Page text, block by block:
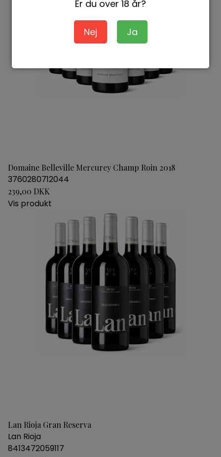
Er du over 18 år?
Nej Ja
Domaine Belleville Mercurey Champ Roin 2018
3760280712044
239,00 DKK
Vis produkt
Lan Rioja Gran Reserva
Lan Rioja
8413472059117